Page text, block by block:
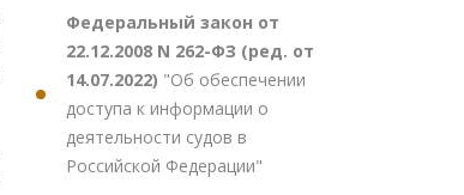
Федеральный закон от
22.12.2008 N 262-ФЗ (ред. от
14.07.2022) "Об обеспечении
доступа к информации о
деятельности судов в
Российской Федерации"